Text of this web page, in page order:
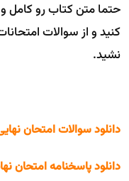
حتما متن کتاب رو کامل
کنید و از سوالات
نشید.
دانلود سوالات امتحان نهایی
دانلود پاسخنامه امتحان